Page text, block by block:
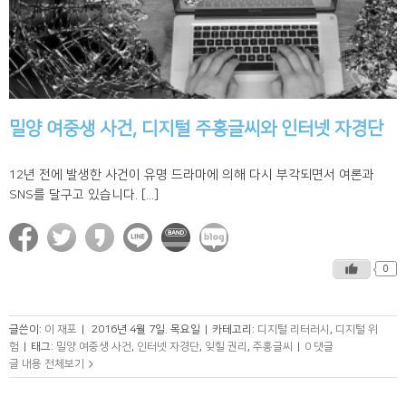
밀양 여중생 사건, 디지털 주홍글씨와 인터넷 자경단
12년 전에 발생한 사건이 유명 드라마에 의해 다시 부각되면서 여론과
SNS를 달구고 있습니다. [...]
0
글쓴이: 이 재포 | 2016년 4월 7일. 목요일 | 카테고리: 디지털 리터러시 , 디지털 위
험 | 태그: 밀양 여중생 사건, 인터넷 자경단, 잊힐 권리 , 주홍글씨 | 0 댓글
글 내용 전체보기